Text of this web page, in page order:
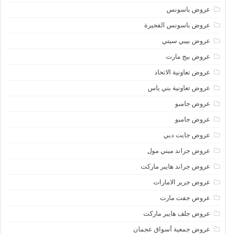
عروض باسونس
عروض باسونس الفجيرة
عروض بيبي سيتي
عروض بيج مارت
عروض تعاونية الاتحاد
عروض تعاونية بني ياس
عروض جامبو
عروض جامبو
عروض جايت دبي
عروض جراند ميني مول
عروض جراند هايبر ماركت
عروض جرير الامارات
عروض جفت مارت
عروض جلف هايبر ماركت
عروض جمعية أسواق عجمان